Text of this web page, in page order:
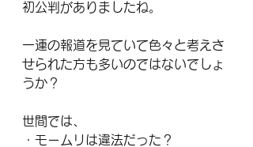
初公判がありましたね。
一連の報道を見ていて色々と考えさ
せられた方も多いのではないでしょ
うか？
世間では、
・モームリは違法だった？